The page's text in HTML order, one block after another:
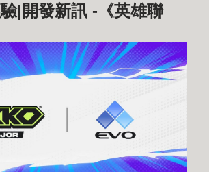
|開發新訊 -《英雄聯